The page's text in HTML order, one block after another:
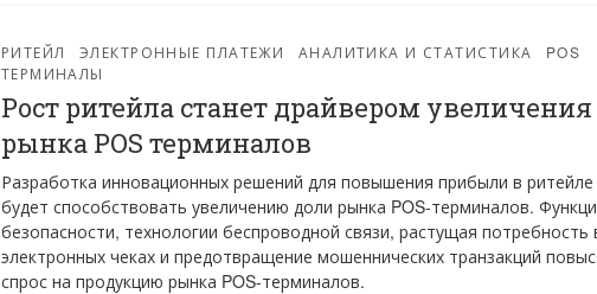
РИТЕЙЛ ЭЛЕКТРОННЫЕ ПЛАТЕЖИ АНАЛИТИКА И СТАТИСТИКА
POS
ТЕРМИНАЛЫ
Рост ритейла станет драйвером увеличения
рынка POS терминалов
Разработка инновационных решений для повышения прибыли в ритейле
будет способствовать увеличению доли рынка POS-терминалов.
безопасности, технологии беспроводной связи, растущая потребность
электронных чеках и предотвращение мошеннических транзакций
спрос на продукцию рынка POS-терминалов.